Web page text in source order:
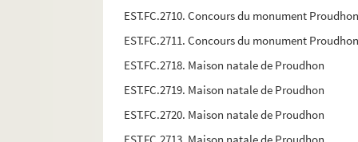
EST.FC.2710. Concours du monument
EST.FC.2711. Concours du monument
EST.FC.2718. Maison natale de Proudhon
EST.FC.2719. Maison natale de Proudhon
EST.FC.2720. Maison natale de Proudhon